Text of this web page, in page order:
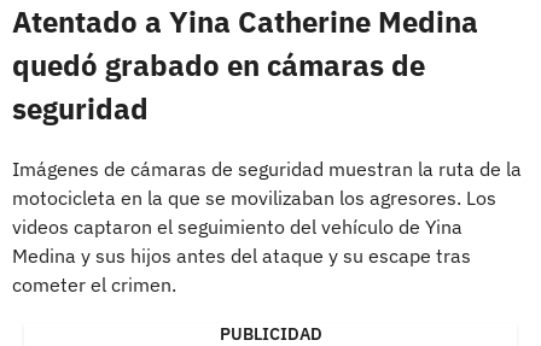
Atentado a Yina Catherine Medina
quedó grabado en cámaras de
seguridad
Imágenes de cámaras de seguridad muestran la ruta de la
motocicleta en la que se movilizaban los agresores. Los
videos captaron el seguimiento del vehículo de Yina
Medina y sus hijos antes del ataque y su escape tras
cometer el crimen.
PUBLICIDAD